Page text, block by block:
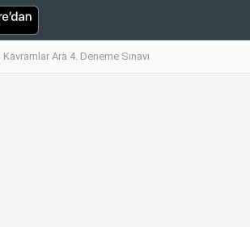
Ara 4. Deneme Sınavı